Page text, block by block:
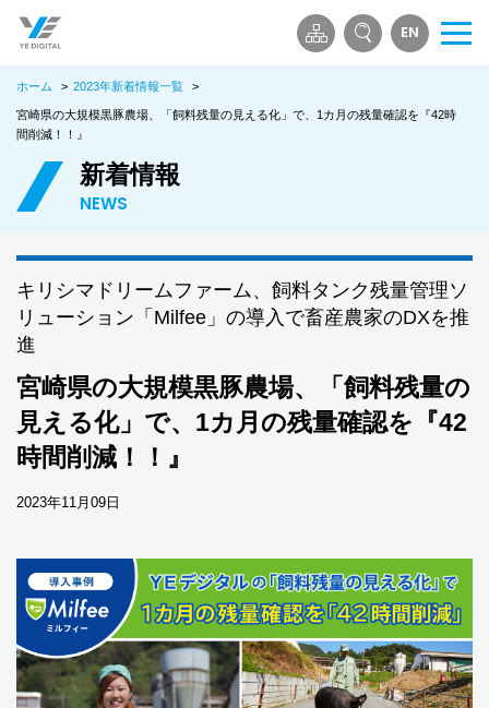
EN
メ
ー
ホーム > 2023年新着情報一覧 >
宮崎県の大規模黒豚農場、「飼料残量の見える化」で、1カ月の残量確認を『42時
間削減！！』
新着情報
NEWS
キリシマドリームファーム、飼料タンク残量管理ソ
リューション「Milfee」の導入で畜産農家のDXを推
進
宮崎県の大規模黒豚農場、「飼料残量の
見える化」で、1カ月の残量確認を『42
時間削減！！』
2023年11月09日